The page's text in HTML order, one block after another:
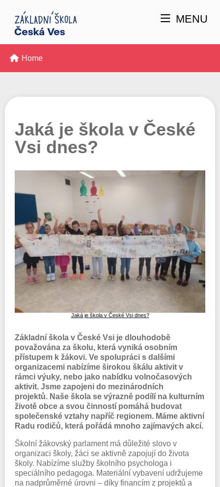
MENU
Home
Jaká je škola v České
Vsi dnes?
Jaká je škola v České Vsi dnes?
Základní škola v České Vsi je dlouhodobě
považována za školu, která vyniká osobním
přístupem k žákovi. Ve spolupráci s dalšími
organizacemi nabízíme širokou škálu aktivit v
rámci výuky, nebo jako nabídku volnočasových
aktivit. Jsme zapojeni do mezinárodních
projektů. Naše škola se výrazně podílí na kulturním
životě obce a svou činností pomáhá budovat
společenské vztahy napříč regionem. Máme aktivní
Radu rodičů, která pořádá mnoho zajímavých akcí.
Školní žákovský parlament má důležité slovo v
organizaci školy, žáci se aktivně zapojují do života
školy. Nabízíme služby školního psychologa i
speciálního pedagoga. Materiální vybavení udržujeme
na nadprůměrné úrovni – díky financím z projektů a